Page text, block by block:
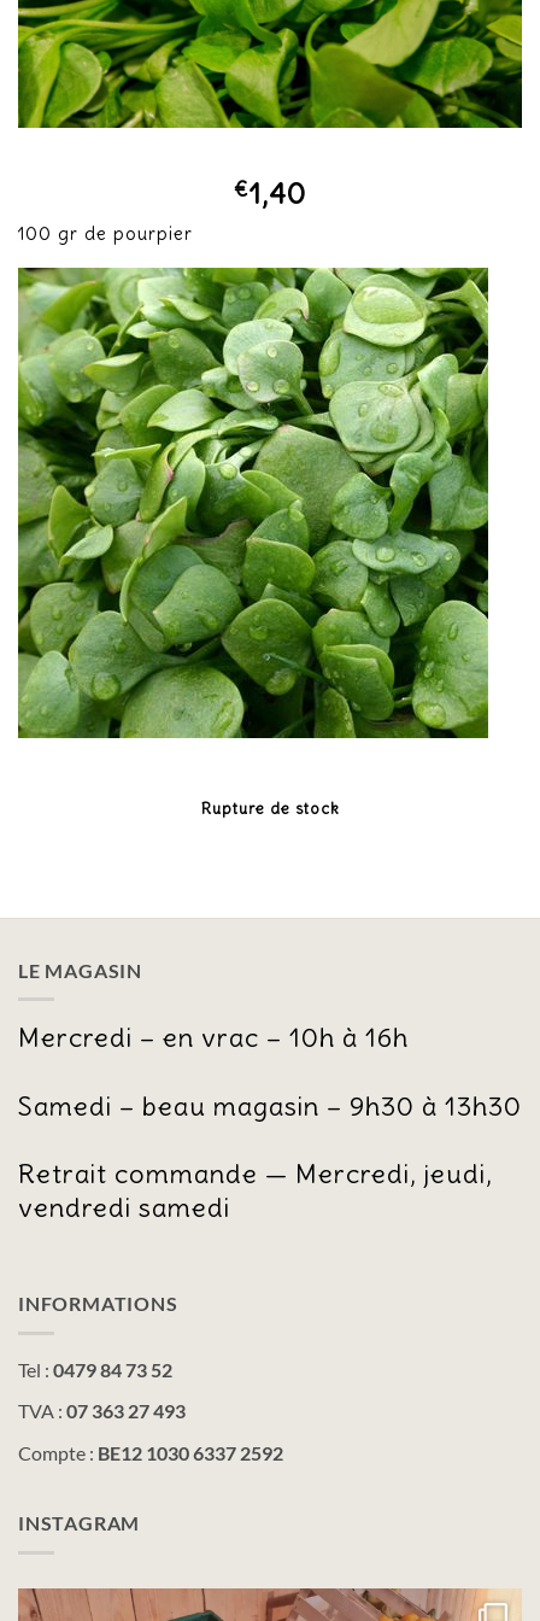
€1,40
100 gr de pourpier
Rupture de stock
LE MAGASIN
Mercredi – en vrac – 10h à 16h
Samedi – beau magasin – 9h30 à 13h30
Retrait commande — Mercredi, jeudi,
vendredi samedi
INFORMATIONS
Tel : 0479 84 73 52
TVA : 07 363 27 493
Compte : BE12 1030 6337 2592
INSTAGRAM